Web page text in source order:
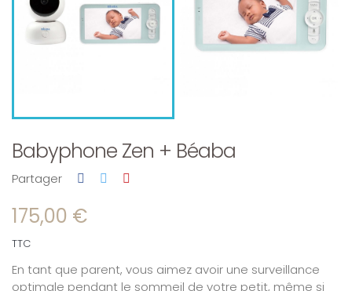
Babyphone Zen + Béaba
Partager
175,00 €
TTC
En tant que parent, vous aimez avoir une surveillance
optimale pendant le sommeil de votre petit, même si